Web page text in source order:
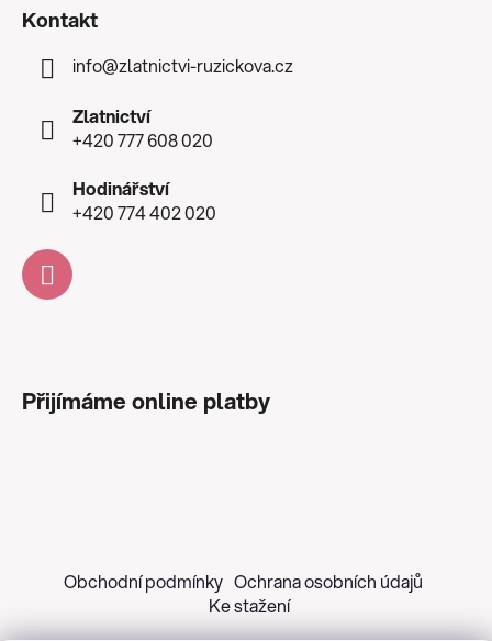
Kontakt
info@zlatnictvi-ruzickova.cz
Zlatnictví
+420 777 608 020
Hodinářství
+420 774 402 020
Přijímáme online platby
Obchodní podmínky Ochrana osobních údajů
Ke stažení